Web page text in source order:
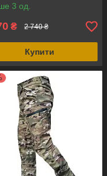
3 од.
₴ 2 740 ₴
Купити